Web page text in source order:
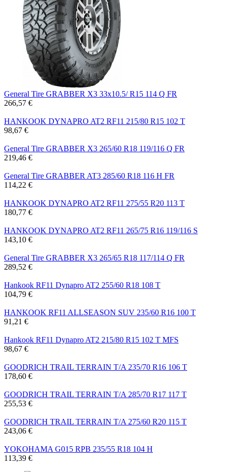
General Tire GRABBER X3 33x10.5/ R15 114 Q FR
266,57 €
HANKOOK DYNAPRO AT2 RF11 215/80 R15 102 T
98,67 €
General Tire GRABBER X3 265/60 R18 119/116 Q FR
219,46 €
General Tire GRABBER AT3 285/60 R18 116 H FR
114,22 €
HANKOOK DYNAPRO AT2 RF11 275/55 R20 113 T
180,77 €
HANKOOK DYNAPRO AT2 RF11 265/75 R16 119/116 S
143,10 €
General Tire GRABBER X3 265/65 R18 117/114 Q FR
289,52 €
Hankook RF11 Dynapro AT2 255/60 R18 108 T
104,79 €
HANKOOK RF11 ALLSEASON SUV 235/60 R16 100 T
91,21 €
Hankook RF11 Dynapro AT2 215/80 R15 102 T MFS
98,67 €
GOODRICH TRAIL TERRAIN T/A 235/70 R16 106 T
178,60 €
GOODRICH TRAIL TERRAIN T/A 285/70 R17 117 T
255,53 €
GOODRICH TRAIL TERRAIN T/A 275/60 R20 115 T
243,06 €
YOKOHAMA G015 RPB 235/55 R18 104 H
113,39 €